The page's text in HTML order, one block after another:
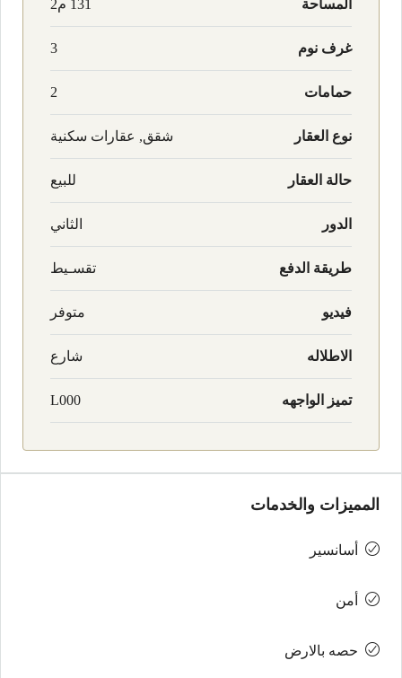
المساحة 131 م2
غرف نوم 3
حمامات 2
نوع العقار شقق, عقارات سكنية
حالة العقار للبيع
الدور الثاني
طريقة الدفع تقسـيط
فيديو متوفر
الاطلاله شارع
تميز الواجهه L000
المميزات والخدمات
أسانسير
أمن
حصه بالارض